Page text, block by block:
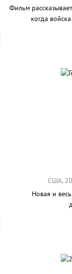
Фильм
когда
США,
Новая и